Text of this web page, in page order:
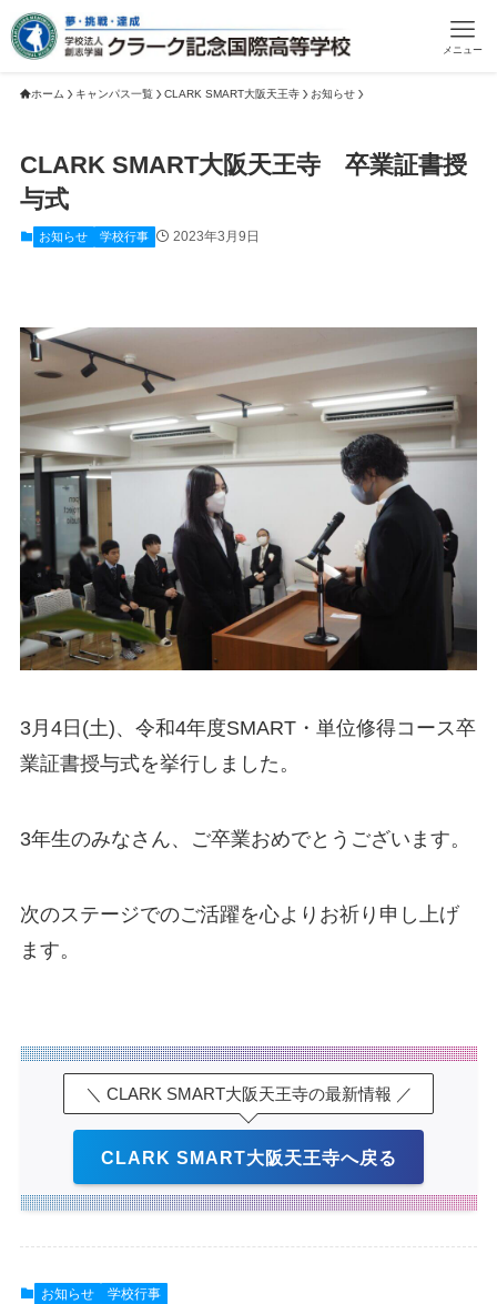
メニュー
ホーム キャンパス一覧 CLARK SMART大阪天王寺 お知らせ
CLARK SMART大阪天王寺 卒業証書授
与式
お知らせ 学校行事 2023年3月9日
3月4日(土)、令和4年度SMART・単位修得コース卒
業証書授与式を挙行しました。
3年生のみなさん、ご卒業おめでとうございます。
次のステージでのご活躍を心よりお祈り申し上げ
ます。
＼ CLARK SMART大阪天王寺の最新情報 ／
CLARK SMART大阪天王寺へ戻る
お知らせ 学校行事